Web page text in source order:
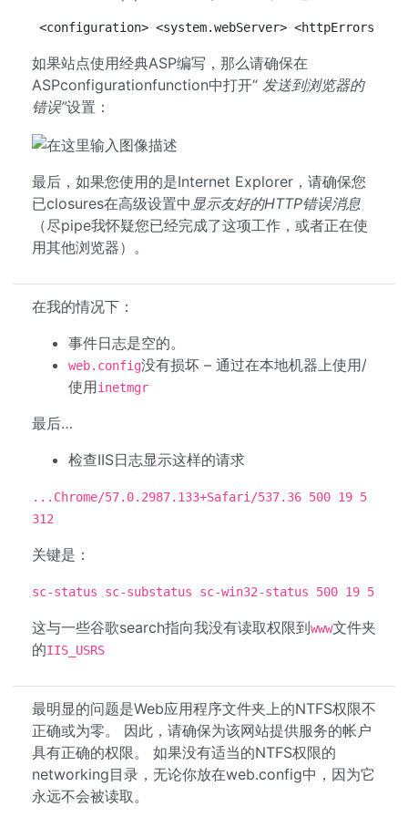
<configuration> <system.webServer> <httpErrors
如果站点使用经典ASP编写，那么请确保在
ASPconfigurationfunction中打开“ 发送到浏览器的
错误”设置：
最后，如果您使用的是Internet Explorer，请确保您
已closures在高级设置中 显示友好的HTTP错误消息
（尽pipe我怀疑您已经完成了这项工作，或者正在使
用其他浏览器）。
在我的情况下：
事件日志是空的。
web.config没有损坏 – 通过在本地机器上使用/
使用inetmgr
最后…
检查IIS日志显示这样的请求
...Chrome/57.0.2987.133+Safari/537.36 500 19 5
312
关键是：
sc-status sc-substatus sc-win32-status 500 19 5
这与一些谷歌search指向我没有读取权限到www文件夹
的IIS_USRS
最明显的问题是Web应用程序文件夹上的NTFS权限不
正确或为零。 因此，请确保为该网站提供服务的帐户
具有正确的权限。 如果没有适当的NTFS权限的
networking目录，无论你放在web.config中，因为它
永远不会被读取。